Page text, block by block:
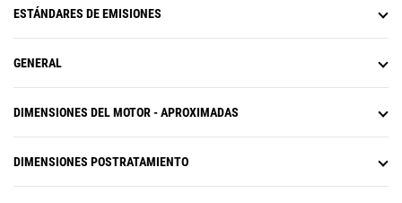
ESTÁNDARES DE EMISIONES
GENERAL
DIMENSIONES DEL MOTOR - APROXIMADAS
DIMENSIONES POSTRATAMIENTO